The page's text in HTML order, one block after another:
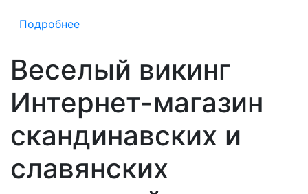
Подробнее
Веселый викинг
Интернет-магазин
скандинавских и
славянских